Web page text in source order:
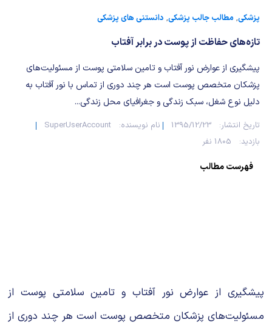
پزشکی,مطالب جالب پزشکی, دانستنی های پزشکی
تازه‌های حفاظت از پوست در برابر آفتاب
پیشگیری از عوارض نور آفتاب و تامین سلامتی پوست از مسئولیت‌های
پزشکان متخصص پوست است هر چند دوری از تماس با نور آفتاب به
دلیل نوع شغل، سبک زندگی و جغرافیای محل زندگی...
تاریخ انتشار: 1395/12/23 نام نویسنده:
SuperUserAccount
بازدید:
1805 نفر
فهرست مطالب
پیشگیری از عوارض نور آفتاب و تامین سلامتی پوست از
مسئولیت‌های پزشکان متخصص پوست است هر چند دوری از
مطالب جالب شیمی
بمب های شیمیایی
شیمی عمومی
طب سنتی
گیاهان دارویی